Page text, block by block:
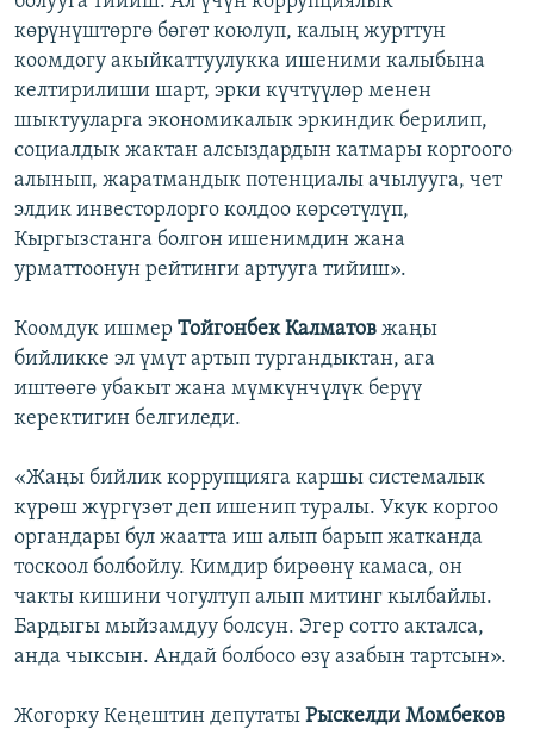
көрүнүштөргө бөгөт коюлуп, калың журттун
коомдогу акыйкаттуулукка ишеними калыбына
келтирилиши шарт, эрки күчтүүлөр менен
шыктууларга экономикалык эркиндик берилип,
социалдык жактан алсыздардын катмары коргоого
алынып, жаратмандык потенциалы ачылууга, чет
элдик инвесторлорго колдоо көрсөтүлүп,
Кыргызстанга болгон ишенимдин жана
урматтоонун рейтинги артууга тийиш».
Коомдук ишмер Тойгонбек Калматов жаңы
бийликке эл үмүт артып тургандыктан, ага
иштөөгө убакыт жана мүмкүнчүлүк берүү
керектигин белгиледи.
«Жаңы бийлик коррупцияга каршы системалык
күрөш жүргүзөт деп ишенип туралы. Укук коргоо
органдары бул жаатта иш алып барып жатканда
тоскоол болбойлу. Кимдир бирөөнү камаса, он
чакты кишини чогултуп алып митинг кылбайлы.
Бардыгы мыйзамдуу болсун. Эгер сотто акталса,
анда чыксын. Андай болбосо өзү азабын тартсын».
Жогорку Кеңештин депутаты Рыскелди Момбеков